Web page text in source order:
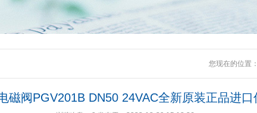
您现在的位置：
磁阀PGV201B DN50 24VAC全新原装正品进口